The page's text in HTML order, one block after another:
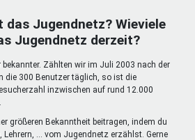
das Jugendnetz? Wieviele
Jugendnetz derzeit?
Zählten wir im Juli 2003 nach der
die 300 Benutzer täglich, so ist die
inzwischen auf rund 12.000
größeren Bekanntheit beitragen, indem du
Lehrern, ... vom Jugendnetz erzählst. Gerne